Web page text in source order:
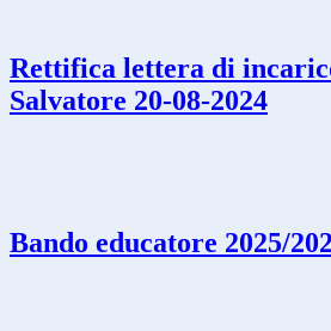
Rettifica lettera di
Salvatore 20-08-2024
Bando educatore 2025/